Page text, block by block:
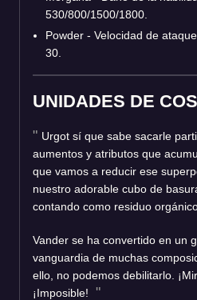
530/800/1500/1800.
Powder - Velocidad de
30.
UNIDADES DE
Urgot sí que sabe sacarle
aumentos y atributos que
que vamos a reducir ese
nuestro adorable cubo de
contando como residuo
Vander se ha convertido en un
vanguardia de muchas
ello, no podemos debilitarlo.
¡Imposible!